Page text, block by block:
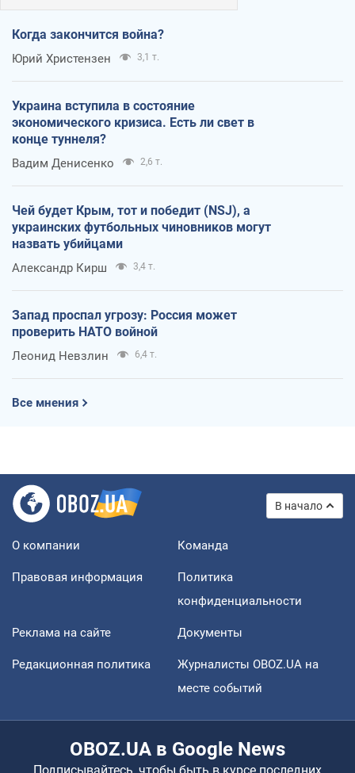
Когда закончится война?
Юрий Христензен 3,1 т.
Украина вступила в состояние
экономического кризиса. Есть ли свет в
конце туннеля?
Вадим Денисенко 2,6 т.
Чей будет Крым, тот и победит (NSJ), а
украинских футбольных чиновников могут
назвать убийцами
Александр Кирш 3,4 т.
Запад проспал угрозу: Россия может
проверить НАТО войной
Леонид Невзлин 6,4 т.
Все мнения
В начало
О компании Команда
Правовая информация
Политика
конфиденциальности
Реклама на сайте Документы
Редакционная политика
Журналисты OBOZ.UA на
месте событий
OBOZ.UA в Google News
Подписывайтесь, чтобы быть в курсе последних